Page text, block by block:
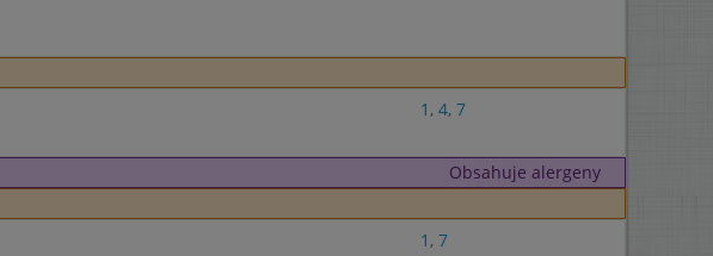
1 , 4, 7
Obsahuje alergeny
1 , 7